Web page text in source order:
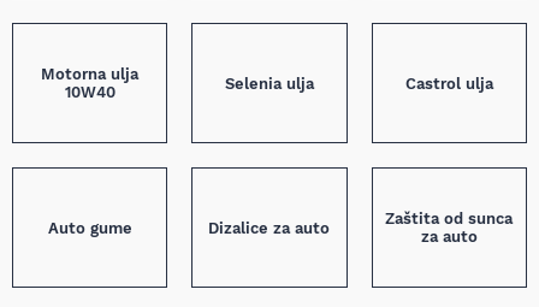
Motorna ulja
10W40
Selenia ulja Castrol ulja
Auto gume Dizalice za auto
Zaštita od sunca
za auto